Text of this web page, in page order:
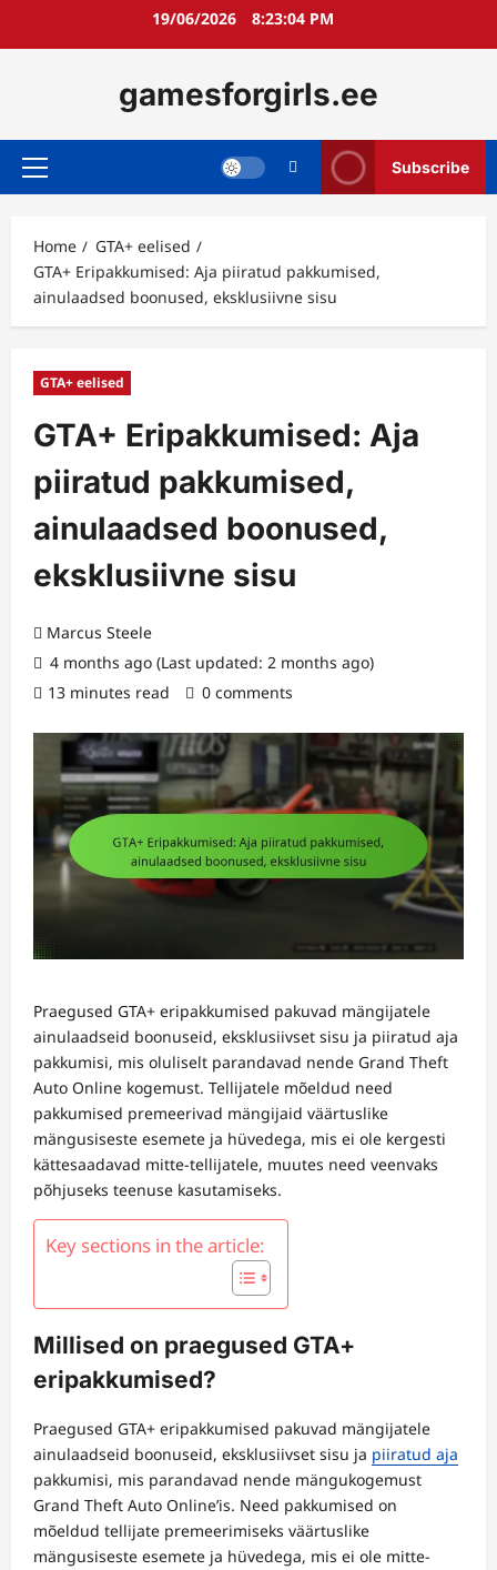
19/06/2026 8:23:06 PM
gamesforgirls.ee
Primary
Subscribe
Home
GTA+ eelised
GTA+ Eripakkumised: Aja piiratud pakkumised,
ainulaadsed boonused, eksklusiivne sisu
GTA+ eelised
GTA+ Eripakkumised: Aja
piiratud pakkumised,
ainulaadsed boonused,
eksklusiivne sisu
Marcus Steele
4 months ago (Last updated: 2 months ago)
13 minutes read
0 comments
Praegused GTA+ eripakkumised pakuvad mängijatele
ainulaadseid boonuseid, eksklusiivset sisu ja piiratud aja
pakkumisi, mis oluliselt parandavad nende Grand Theft
Auto Online kogemust. Tellijatele mõeldud need
pakkumised premeerivad mängijaid väärtuslike
mängusiseste esemete ja hüvedega, mis ei ole kergesti
kättesaadavad mitte-tellijatele, muutes need veenvaks
põhjuseks teenuse kasutamiseks.
Key sections in the article:
Millised on praegused GTA+
eripakkumised?
Praegused GTA+ eripakkumised pakuvad mängijatele
ainulaadseid boonuseid, eksklusiivset sisu ja piiratud aja
pakkumisi, mis parandavad nende mängukogemust
Grand Theft Auto Online’is. Need pakkumised on
mõeldud tellijate premeerimiseks väärtuslike
mängusiseste esemete ja hüvedega, mis ei ole mitte-